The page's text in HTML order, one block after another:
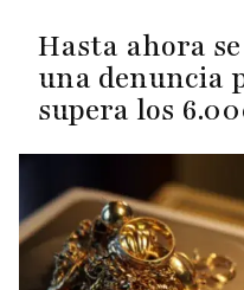
Hasta ahora
una denuncia
supera los